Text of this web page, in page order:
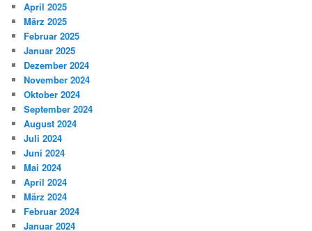
April 2025
März 2025
Februar 2025
Januar 2025
Dezember 2024
November 2024
Oktober 2024
September 2024
August 2024
Juli 2024
Juni 2024
Mai 2024
April 2024
März 2024
Februar 2024
Januar 2024